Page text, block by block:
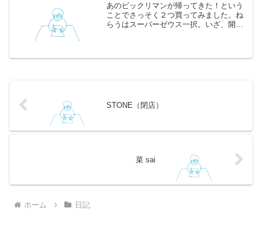
あのビックリマンが帰ってきた！という
ことでさっそく２つ買ってみました。ね
らうはスーパーゼウス一択。いざ、開
けるときのワクワクは健在。...
STONE（閉店）
菜 sai
ホーム 日記